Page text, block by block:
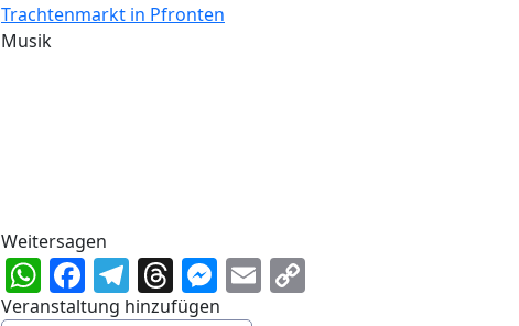
Trachtenmarkt in Pfronten
Musik
Weitersagen
WhatsApp
Facebook
Telegram
Threads
Messenger
Email
Veranstaltung hinzufügen